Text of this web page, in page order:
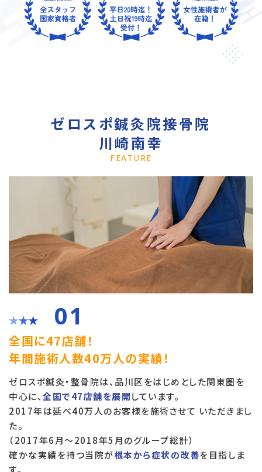
ゼロスポ鍼灸院接骨院
川崎南幸
FEATURE
01
全国に47店舗！
年間施術人数40万人の実績！
ゼロスポ鍼灸・整骨院は、品川区をはじめとした関東圏を
中心に、全国で47店舗を展開しています。
2017年は延べ40万人のお客様を施術させて いただきまし
た。
（2017年6月～2018年5月のグループ総計）
確かな実績を持つ当院が根本から症状の改善を目指しま
す。